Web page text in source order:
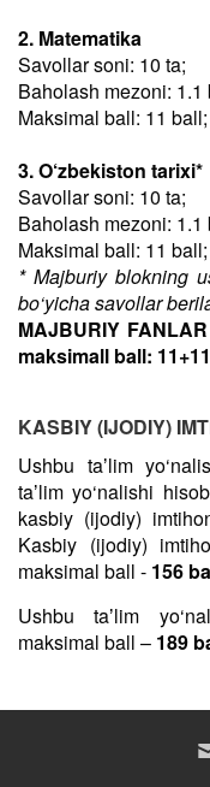
2. Matematika
Savollar soni: 10 ta;
Baholash mezoni: 1.1
Maksimal ball: 11 ball;
3. O‘zbekiston tarixi*
Savollar soni: 10 ta;
Baholash mezoni: 1.1
Maksimal ball: 11 ball;
* Majburiy blokning
bo‘yicha savollar
MAJBURIY
maksimall ball:
KASBIY (IJODIY)
Ushbu taʼlim
taʼlim yo‘nalishi
kasbiy (ijodiy)
Kasbiy (ijodiy)
maksimal ball - 156
Ushbu taʼlim
maksimal ball – 189